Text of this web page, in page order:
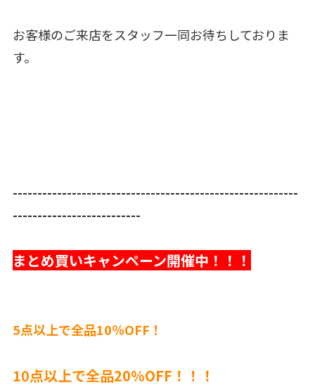
お客様のご来店をスタッフ一同お待ちしておりま
す。
----------------------------------------------------------
--------------------------
まとめ買いキャンペーン開催中！！！
5点以上で全品10％OFF！
10点以上で全品20％OFF！！！